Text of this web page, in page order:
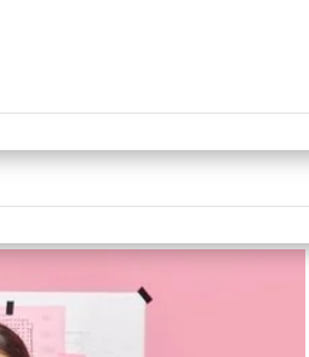
en el 2022?